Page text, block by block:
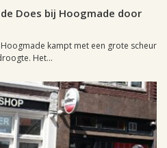
Does bij Hoogmade door
kampt met een grote scheur
Het...